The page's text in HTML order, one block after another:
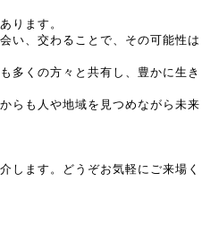
ります。
い、交わることで、その可能性は
多くの方々と共有し、豊かに生き
らも人や地域を見つめながら未来
します。どうぞお気軽にご来場く